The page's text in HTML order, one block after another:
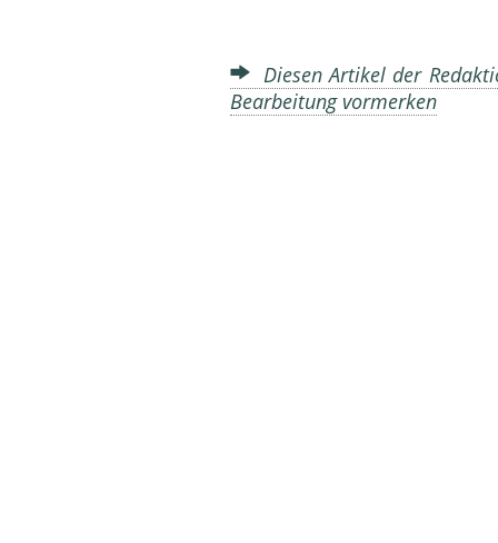
Diesen Artikel der
Bearbeitung vormerken